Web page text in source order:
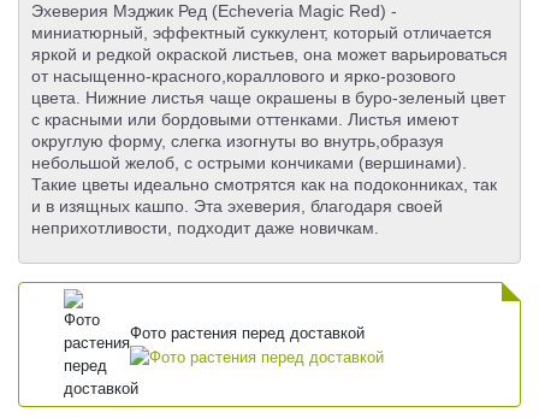
Эхеверия Мэджик Ред (Echeveria Magic Red) -
миниатюрный, эффектный суккулент, который отличается
яркой и редкой окраской листьев, она может варьироваться
от насыщенно-красного,кораллового и ярко-розового
цвета. Нижние листья чаще окрашены в буро-зеленый цвет
с красными или бордовыми оттенками. Листья имеют
округлую форму, слегка изогнуты во внутрь,образуя
небольшой желоб, с острыми кончиками (вершинами).
Такие цветы идеально смотрятся как на подоконниках, так
и в изящных кашпо. Эта эхеверия, благодаря своей
неприхотливости, подходит даже новичкам.
Фото растения перед доставкой